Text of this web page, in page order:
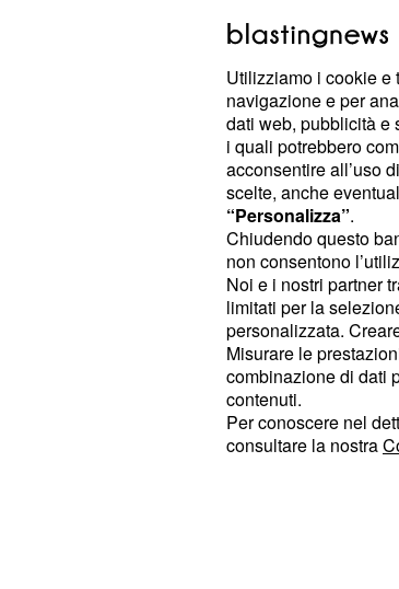
Basta poco, in questi
Nietszcheed il suo
mai come oggi,
intrappolata in un
Crisi, i Talent show, la
sta attraversandol'età
caratterizzano.
Hollywood
Appare una decisione
"garantire l'obiettivo
superficie di Phobos
Marte" riporta
con la sonda Orion: è
Utilizziamo i cookie e
navigazione e per
dati web, pubblicità e
i quali potrebbero
acconsentire all’uso
scelte, anche
“Personalizza”.
Chiudendo questo
non consentono
Noi e i nostri partner
limitati per la
personalizzata.
Misurare le
combinazione di dati
contenuti.
Per conoscere nel
consultare la nostra